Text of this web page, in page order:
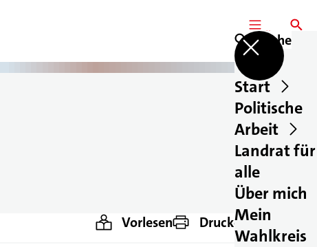
MENÜSuche
Start
Politische
Arbeit
Landrat für
alle
Über mich
Mein
Wahlkreis
SUCHE
Vorlesen
Drucken Teilen